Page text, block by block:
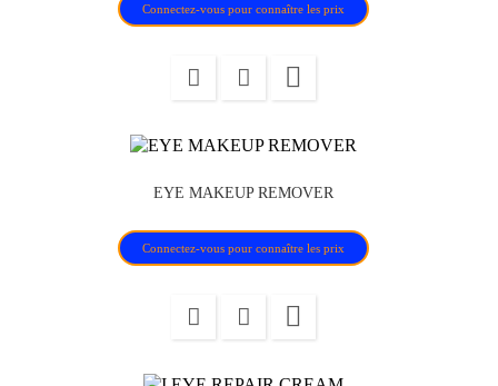
Connectez-vous pour connaître les prix

EYE MAKEUP REMOVER
Connectez-vous pour connaître les prix
